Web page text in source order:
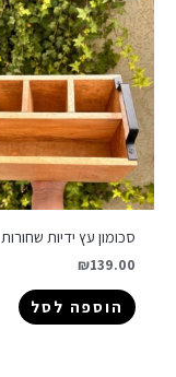
סכומון עץ ידיות שחורות
₪139.00
הוספה לסל